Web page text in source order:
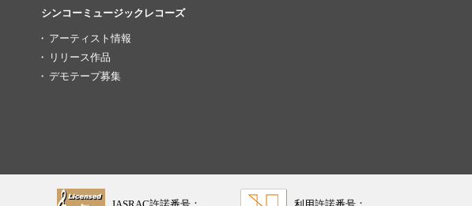
シンコーミュージックレコーズ
アーティスト情報
リリース作品
デモテープ募集